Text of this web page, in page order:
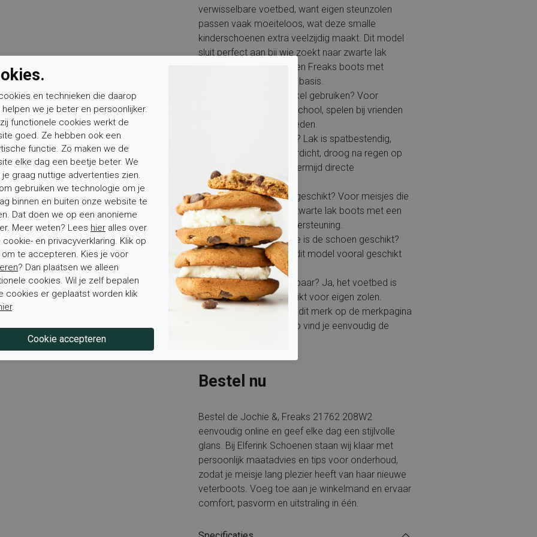
verwisselbare voetbed, want eigen steunzolen
passen vaak moeiteloos, wat deze smalle
kinderschoenen extra veelzijdig maakt. Dit model
sluit perfect aan bij wie zoekt naar zwarte lak
veterlaarzen of Jochie en Freaks boots met
comfort en kwaliteit als basis.
Waarvoor kan ik dit artikel gebruiken? Voor
dagelijks gebruik, naar school, spelen bij vrienden
en feestelijke gelegenheden.
Is het artikel waterdicht? Lak is spatbestendig,
maar niet volledig waterdicht, droog na regen op
kamertemperatuur en vermijd directe
warmtebronnen.
Voor wie is dit product geschikt? Voor meisjes die
houden van modieuze zwarte lak boots met een
goede pasvorm en ondersteuning.
Voor welke voetbreedte is de schoen geschikt?
Door wijdtemaat 2,5 is dit model vooral geschikt
voor een smalle voet.
Is het voetbed uitneembaar? Ja, het voetbed is
verwisselbaar en geschikt voor eigen zolen.
Ontdek meer stijlen van dit merk op de merkpagina
, zo vind je eenvoudig de
Bestel nu
Bestel de Jochie &, Freaks 21762 208W2
eenvoudig online en geef elke dag een stijlvolle
glans. Bij Elferink Schoenen staan wij klaar met
persoonlijk maatadvies en tips voor onderhoud,
zodat je meisje lang plezier heeft van haar nieuwe
veterboots. Voeg toe aan je winkelmand en ervaar
comfort, pasvorm en uitstraling in één.
en technieken die daarop
helpen we je beter en persoonlijker.
functionele cookies werkt de
goed. Ze hebben ook een
functie. Zo maken we de
elke dag een beetje beter. We
je graag nuttige advertenties zien.
gebruiken we technologie om je
binnen en buiten onze website te
Dat doen we op een anonieme
Meer weten? Lees hier alles over
cookie- en privacyverklaring. Klik op
om te accepteren. Kies je voor
? Dan plaatsen we alleen
cookies. Wil je zelf bepalen
cookies er geplaatst worden klik
.